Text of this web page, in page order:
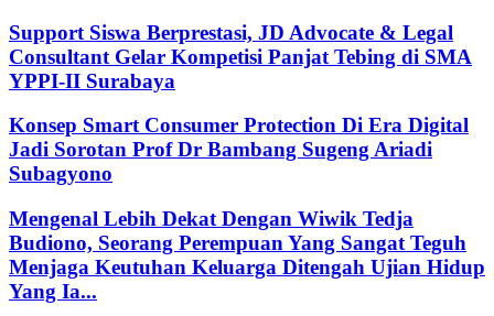
Support Siswa Berprestasi, JD Advocate & Legal
Consultant Gelar Kompetisi Panjat Tebing di SMA
YPPI-II Surabaya
Konsep Smart Consumer Protection Di Era Digital
Jadi Sorotan Prof Dr Bambang Sugeng Ariadi
Subagyono
Mengenal Lebih Dekat Dengan Wiwik Tedja
Budiono, Seorang Perempuan Yang Sangat Teguh
Menjaga Keutuhan Keluarga Ditengah Ujian Hidup
Yang Ia...